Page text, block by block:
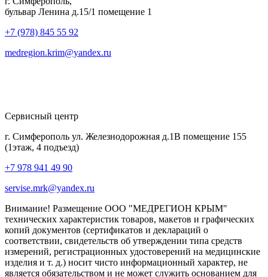
бульвар Ленина д.15/1 помещение 1
+7 (978) 845 55 92
medregion.krim@yandex.ru
Сервисный центр
г. Симферополь ул. Железнодорожная д.1В помещение 155
(1этаж, 4 подъезд)
+7 978 941 49 90
servise.mrk@yandex.ru
Внимание! Размещение ООО "МЕДРЕГИОН КРЫМ"
технических характеристик товаров, макетов и графических
копий документов (сертификатов и деклараций о
соответствии, свидетельств об утверждении типа средств
измерений, регистрационных удостоверений на медицинские
изделия и т. д.) носит чисто информационный характер, не
является обязательством и не может служить основанием для